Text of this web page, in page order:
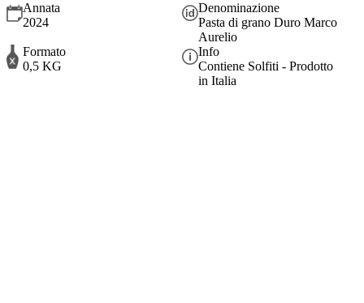
Annata
2024
Denominazione
Pasta di grano Duro Marco
Aurelio
Formato
0,5 KG
Info
Contiene Solfiti - Prodotto
in Italia